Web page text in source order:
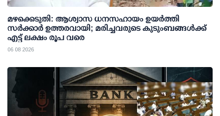
മഴക്കെടുതി: ആശ്വാസ ധനസഹായം ഉയര്‍ത്തി
സര്‍ക്കാര്‍ ഉത്തരവായി; മരിച്ചവരുടെ കുടുംബങ്ങള്‍ക്ക്
എട്ട് ലക്ഷം രൂപ വരെ
06 08 2026